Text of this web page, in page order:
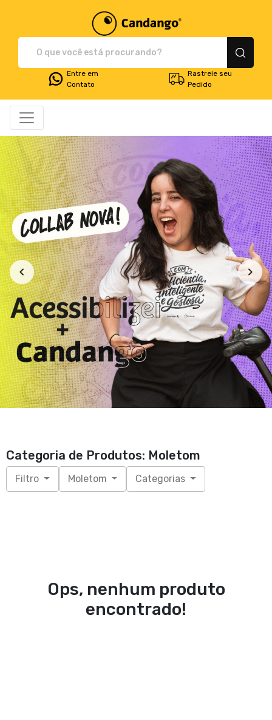
Entre em
Contato
Rastreie seu
Pedido
Categoria de Produtos: Moletom
Filtro Moletom Categorias
Ops, nenhum produto
encontrado!